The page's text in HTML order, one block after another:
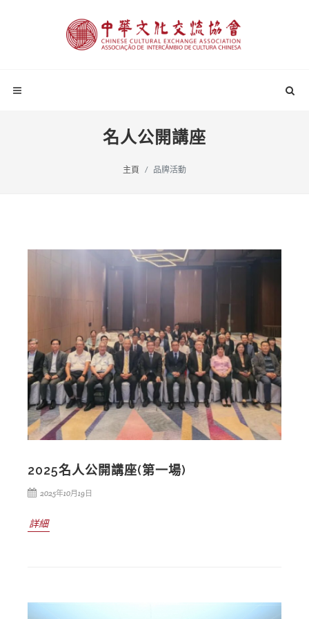
名人公開講座
主頁 品牌活動
2025名人公開講座(第一場)
2025年10月19日
詳細